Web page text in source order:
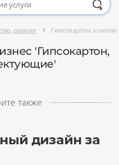
ремонт Гипсокартон,
'Гипсокартон,
также
дизайн за